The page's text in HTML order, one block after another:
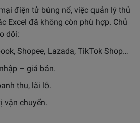
điện tử bùng nổ, việc quản lý thủ
Excel đã không còn phù hợp. Chủ
dõi:
Shopee, Lazada, TikTok Shop…
– giá bán.
thu, lãi lỗ.
vận chuyển.